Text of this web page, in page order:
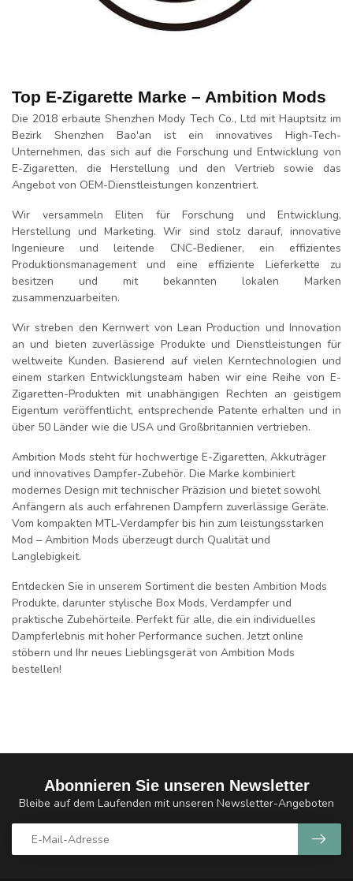
Top E-Zigarette Marke – Ambition Mods
Die 2018 erbaute Shenzhen Mody Tech Co., Ltd mit Hauptsitz im
Bezirk Shenzhen Bao'an ist ein innovatives High-Tech-
Unternehmen, das sich auf die Forschung und Entwicklung von
E-Zigaretten, die Herstellung und den Vertrieb sowie das
Angebot von OEM-Dienstleistungen konzentriert.
Wir versammeln Eliten für Forschung und Entwicklung,
Herstellung und Marketing. Wir sind stolz darauf, innovative
Ingenieure und leitende CNC-Bediener, ein effizientes
Produktionsmanagement und eine effiziente Lieferkette zu
besitzen und mit bekannten lokalen Marken
zusammenzuarbeiten.
Wir streben den Kernwert von Lean Production und Innovation
an und bieten zuverlässige Produkte und Dienstleistungen für
weltweite Kunden. Basierend auf vielen Kerntechnologien und
einem starken Entwicklungsteam haben wir eine Reihe von E-
Zigaretten-Produkten mit unabhängigen Rechten an geistigem
Eigentum veröffentlicht, entsprechende Patente erhalten und in
über 50 Länder wie die USA und Großbritannien vertrieben.
Ambition Mods steht für hochwertige E-Zigaretten, Akkuträger
und innovatives Dampfer-Zubehör. Die Marke kombiniert
modernes Design mit technischer Präzision und bietet sowohl
Anfängern als auch erfahrenen Dampfern zuverlässige Geräte.
Vom kompakten MTL-Verdampfer bis hin zum leistungsstarken
Mod – Ambition Mods überzeugt durch Qualität und
Langlebigkeit.
Entdecken Sie in unserem Sortiment die besten Ambition Mods
Produkte, darunter stylische Box Mods, Verdampfer und
praktische Zubehörteile. Perfekt für alle, die ein individuelles
Dampferlebnis mit hoher Performance suchen. Jetzt online
stöbern und Ihr neues Lieblingsgerät von Ambition Mods
bestellen!
Abonnieren Sie unseren Newsletter
Bleibe auf dem Laufenden mit unseren Newsletter-Angeboten